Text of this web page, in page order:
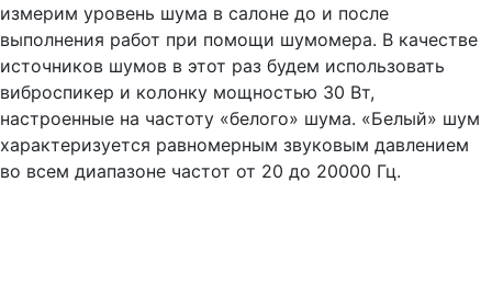
измерим уровень шума в салоне до и после
выполнения работ при помощи шумомера. В качестве
источников шумов в этот раз будем использовать
виброспикер и колонку мощностью 30 Вт,
настроенные на частоту «белого» шума. «Белый» шум
характеризуется равномерным звуковым давлением
во всем диапазоне частот от 20 до 20000 Гц.